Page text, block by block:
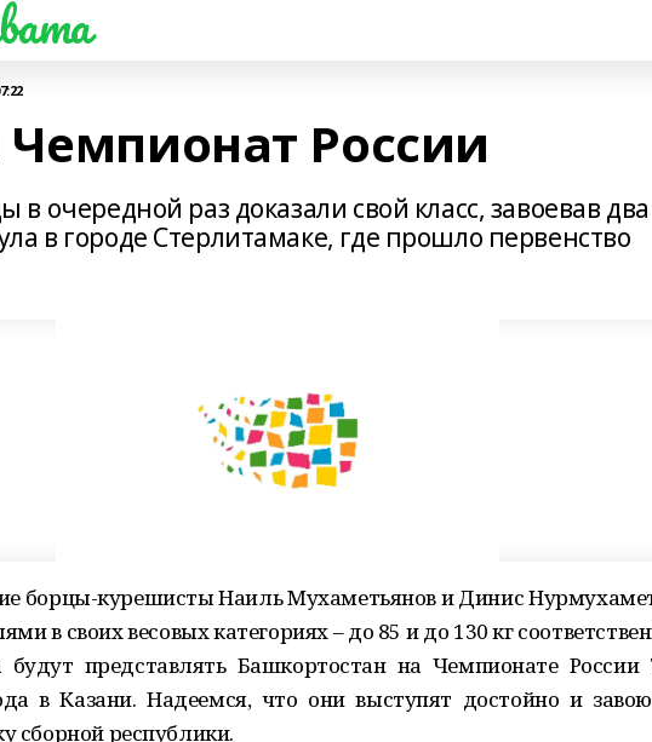
России
в очередной раз доказали свой класс, завоевав два
в городе Стерлитамаке, где прошло первенство
борцы-курешисты Наиль Мухаметьянов и Динис
в своих весовых категориях – до 85 и до 130 кг
будут представлять Башкортостан на Чемпионате России
в Казани. Надеемся, что они выступят достойно и
сборной республики.